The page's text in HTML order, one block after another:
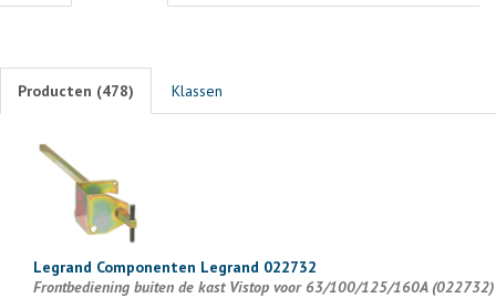
Producten (478) Klassen
Legrand Componenten Legrand 022732
Frontbediening buiten de kast Vistop voor 63/100/125/160A (022732)